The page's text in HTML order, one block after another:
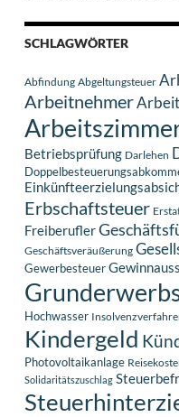
SCHLAGWÖRTER
Abfindung Abgeltungsteuer
Arbeitnehmer
Betriebsprüfung Darlehen
Erbschaftsteuer
Freiberufler
Geschäftsveräußerung
Gewerbesteuer
Hochwasser
Kindergeld
Photovoltaikanlage
Solidaritätszuschlag